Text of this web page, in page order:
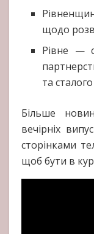
щодо
Рівне —
та
Більше
вечірніх
сторінками
щоб бути в